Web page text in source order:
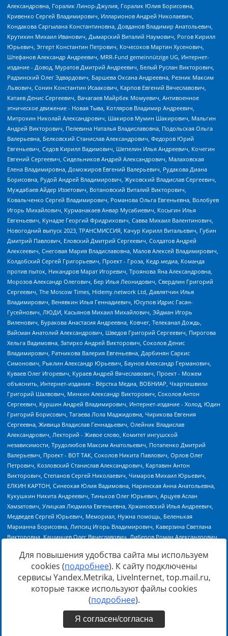
Источник:https://minjust.gov.ru/uploaded/files/reestr-
inostrannyih-agentov-22-03-2024.pdfданные на22.03.2024
Для повышения удобства сайта мы используем
cookies (подробнее). К сайту подключены
сервисы Yandex.Metrika, LiveInternet, top.mail.ru,
которые также используют файлы cookies
(подробнее).
Я согласен/согласна